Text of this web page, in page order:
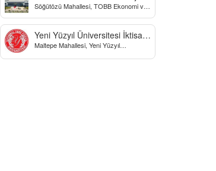
Üniversitesi
Söğütözü Mahallesi, TOBB Ekonomi ve
Caddesi, Ankara, Türkiye
Yeni Yüzyıl Üniversitesi İktisadi
ve İdari Bilimler Fakültesi
Maltepe Mahallesi, Yeni Yüzyıl